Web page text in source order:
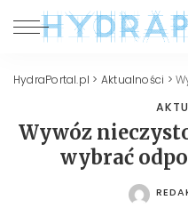
HydraPortal.pl > Aktualności >
Wywóz
wybrać